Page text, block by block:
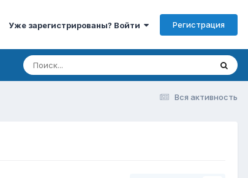
Уже зарегистрированы? Войти Регистрация
Вся активность